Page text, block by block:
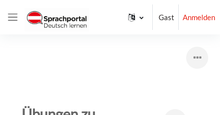
Website-Übersicht
Gast Anmelden